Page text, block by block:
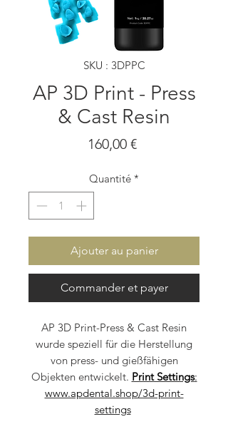
SKU : 3DPPC
AP 3D Print - Press
& Cast Resin
160,00 €Prix
Quantité *
Ajouter au panier
Commander et payer
AP 3D Print-Press & Cast Resin
wurde speziell für die Herstellung
von press- und gießfähigen
Objekten entwickelt. Print Settings:
www.apdental.shop/3d-print-
settings